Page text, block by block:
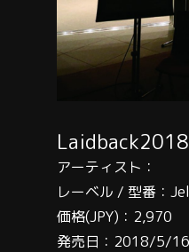
Laidback2018
アーティスト：
レーベル / 型番：
価格(JPY)：2,970
発売日：2018/5/16